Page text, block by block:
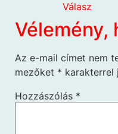
Válasz
Vélemény,
Az e-mail címet nem
mezőket * karakterrel
Hozzászólás *